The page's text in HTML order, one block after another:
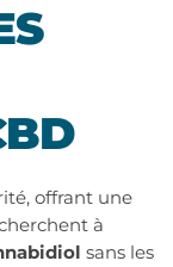
offrant une
à
sans les